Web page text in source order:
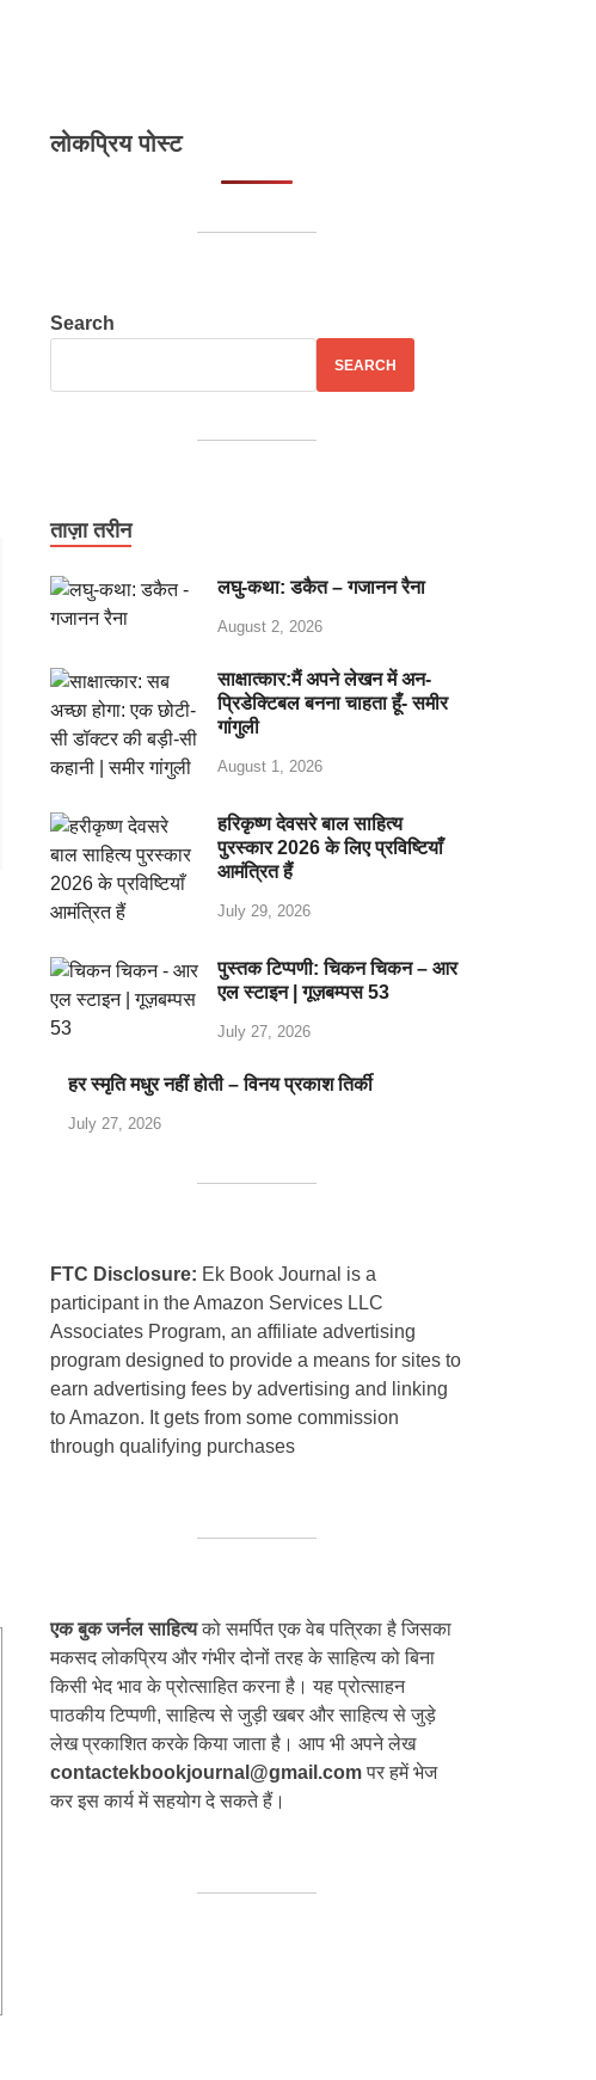
लोकप्रिय पोस्ट
Search
SEARCH
ताज़ा तरीन
लघु-कथा: डकैत – गजानन रैना
August 2, 2026
साक्षात्कार:मैं अपने लेखन में अन-
प्रिडेक्टिबल बनना चाहता हूँ- समीर
गांगुली
August 1, 2026
हरिकृष्ण देवसरे बाल साहित्य
पुरस्कार 2026 के लिए प्रविष्टियाँ
आमंत्रित हैं
July 29, 2026
पुस्तक टिप्पणी: चिकन चिकन – आर
एल स्टाइन | गूज़बम्पस 53
July 27, 2026
हर स्मृति मधुर नहीं होती – विनय प्रकाश तिर्की
July 27, 2026
FTC Disclosure: Ek Book Journal is a
participant in the Amazon Services LLC
Associates Program, an affiliate advertising
program designed to provide a means for sites to
earn advertising fees by advertising and linking
to Amazon. It gets from some commission
through qualifying purchases
एक बुक जर्नल साहित्यको समर्पित एक वेब पत्रिका है जिसका
मकसद लोकप्रिय और गंभीर दोनों तरह के साहित्य को बिना
किसी भेद भाव के प्रोत्साहित करना है। यह प्रोत्साहन
पाठकीय टिप्पणी, साहित्य से जुड़ी खबर और साहित्य से जुड़े
लेख प्रकाशित करके किया जाता है। आप भी अपने लेख
contactekbookjournal@gmail.comपर हमें भेज
कर इस कार्य में सहयोग दे सकते हैं।